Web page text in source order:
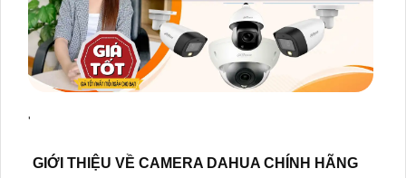
'
GIỚI THIỆU VỀ CAMERA DAHUA CHÍNH HÃNG